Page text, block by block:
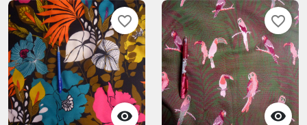

favorite_border

favorite_border